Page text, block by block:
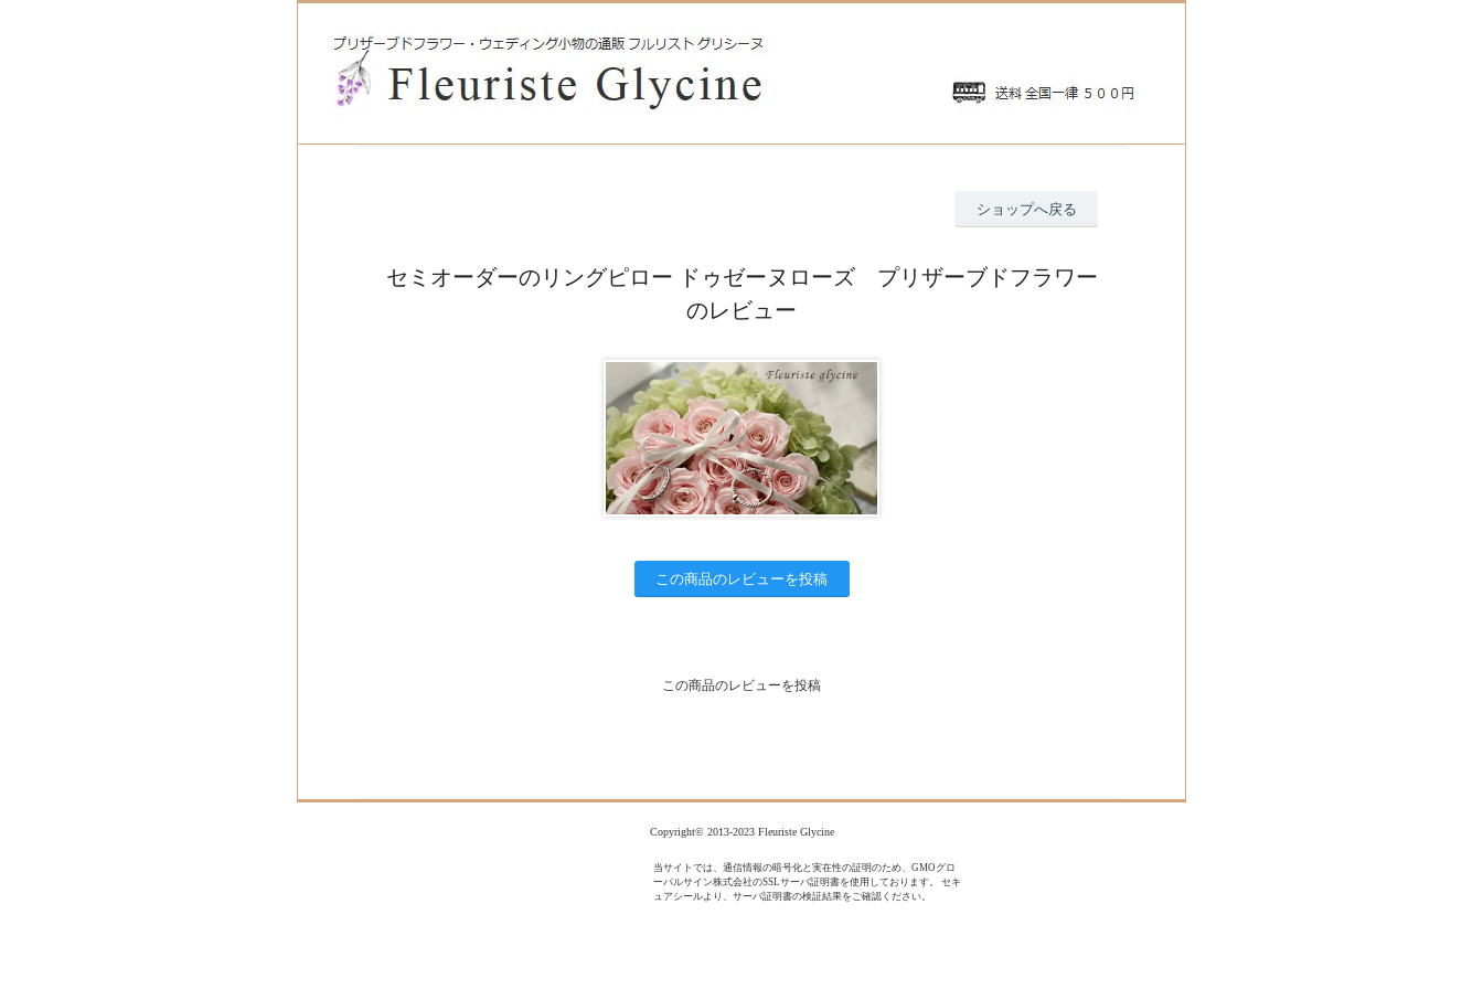
ショップへ戻る
セミオーダーのリングピロー ドゥゼーヌローズ プリザーブドフラワー
のレビュー
この商品のレビューを投稿
この商品のレビューを投稿
Copyright© 2013-2023 Fleuriste Glycine
当サイトでは、通信情報の暗号化と実在性の証明のため、GMOグロ
ーバルサイン株式会社のSSLサーバ証明書を使用しております。 セキ
ュアシールより、サーバ証明書の検証結果をご確認ください。